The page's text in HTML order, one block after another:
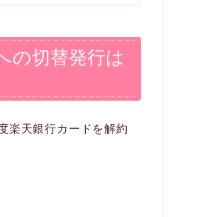
の切替発行は
楽天銀行カードを解約